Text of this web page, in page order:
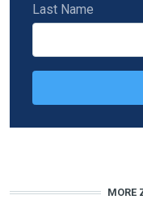
Last Name
MORE